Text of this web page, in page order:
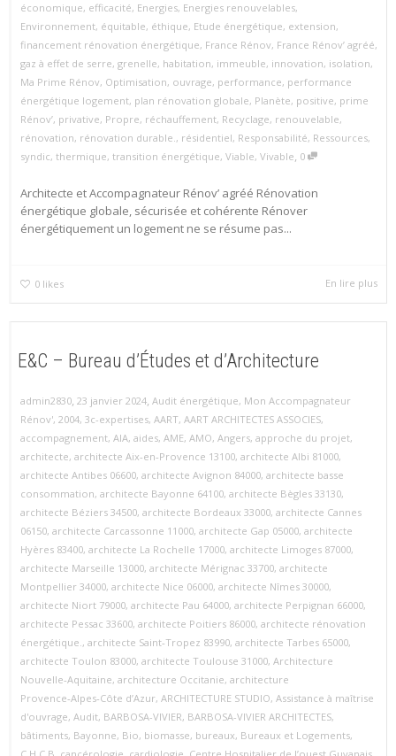
économique, efficacité, Energies, Energies renouvelables,
Environnement, équitable, éthique, Etude énergétique, extension,
financement rénovation énergétique, France Rénov, France Rénov’ agréé,
gaz à effet de serre, grenelle, habitation, immeuble, innovation, isolation,
Ma Prime Rénov, Optimisation, ouvrage, performance, performance
énergétique logement, plan rénovation globale, Planète, positive, prime
Rénov’, privative, Propre, réchauffement, Recyclage, renouvelable,
rénovation, rénovation durable., résidentiel, Responsabilité, Ressources,
syndic, thermique, transition énergétique, Viable, Vivable, 0
Architecte et Accompagnateur Rénov’ agréé Rénovation
énergétique globale, sécurisée et cohérente Rénover
énergétiquement un logement ne se résume pas...
0 likes En lire plus
E&C – Bureau d’Études et d’Architecture
admin2830, 23 janvier 2024, Audit énergétique, Mon Accompagnateur
Rénov', 2004, 3c-expertises, AART, AART ARCHITECTES ASSOCIES,
accompagnement, AIA, aides, AME, AMO, Angers, approche du projet,
architecte, architecte Aix‑en‑Provence 13100, architecte Albi 81000,
architecte Antibes 06600, architecte Avignon 84000, architecte basse
consommation, architecte Bayonne 64100, architecte Bègles 33130,
architecte Béziers 34500, architecte Bordeaux 33000, architecte Cannes
06150, architecte Carcassonne 11000, architecte Gap 05000, architecte
Hyères 83400, architecte La Rochelle 17000, architecte Limoges 87000,
architecte Marseille 13000, architecte Mérignac 33700, architecte
Montpellier 34000, architecte Nice 06000, architecte Nîmes 30000,
architecte Niort 79000, architecte Pau 64000, architecte Perpignan 66000,
architecte Pessac 33600, architecte Poitiers 86000, architecte rénovation
énergétique., architecte Saint‑Tropez 83990, architecte Tarbes 65000,
architecte Toulon 83000, architecte Toulouse 31000, Architecture
Nouvelle‑Aquitaine, architecture Occitanie, architecture
Provence‑Alpes‑Côte d’Azur, ARCHITECTURE STUDIO, Assistance à maîtrise
d'ouvrage, Audit, BARBOSA-VIVIER, BARBOSA-VIVIER ARCHITECTES,
bâtiments, Bayonne, Bio, biomasse, bureaux, Bureaux et Logements,